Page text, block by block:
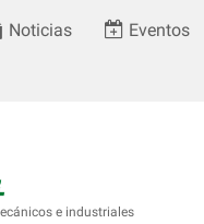
Noticias Eventos
e industriales